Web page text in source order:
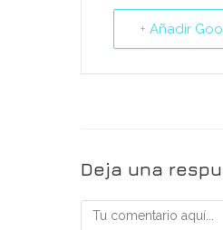
+ Añadir
Deja una
Comentario